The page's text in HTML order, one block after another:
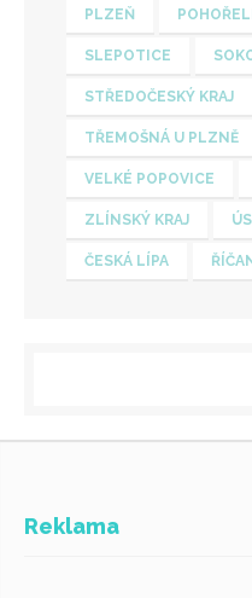
PLZEŇ
SLEPOTICE
STŘEDOČESKÝ KRAJ
TŘEMOŠNÁ U PLZNĚ
VELKÉ POPOVICE
ZLÍNSKÝ KRAJ
ČESKÁ LÍPA
Reklama